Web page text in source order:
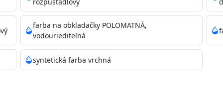
prachu, mastnoty, solí a materiálov so zlou
light putty a prebrúste. Nové alebo porézne
farba na obkladačky POLOMATNÁ,
vodouriediteľná
syntetická farba vrchná